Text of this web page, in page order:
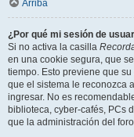
Arriba
¿Por qué mi sesión de
Si no activa la casilla
en una cookie segura, que
tiempo. Esto previene que
que el sistema le reconozca
ingresar. No es
biblioteca, cyber-cafés, PCs
que la administración del